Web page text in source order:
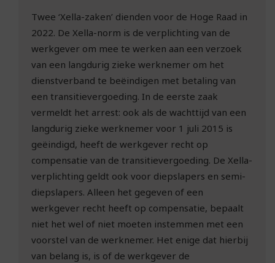
Twee ‘Xella-zaken’ dienden voor de Hoge Raad in
2022. De Xella-norm is de verplichting van de
werkgever om mee te werken aan een verzoek
van een langdurig zieke werknemer om het
dienstverband te beëindigen met betaling van
een transitievergoeding. In de eerste zaak
vermeldt het arrest: ook als de wachttijd van een
langdurig zieke werknemer voor 1 juli 2015 is
geëindigd, heeft de werkgever recht op
compensatie van de transitievergoeding. De Xella-
verplichting geldt ook voor diepslapers en semi-
diepslapers. Alleen het gegeven of een
werkgever recht heeft op compensatie, bepaalt
niet het wel of niet moeten instemmen met een
voorstel van de werknemer. Het enige dat hierbij
van belang is, is of de werkgever de